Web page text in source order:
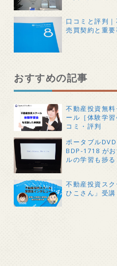
口コミと評判
売買契約と重
おすすめの記事
不動産投資無
ール［体験学
コミ・評判
ポータブル
BDP-1718 が
ルの学習も捗る
不動産投資ス
ひこさん」受